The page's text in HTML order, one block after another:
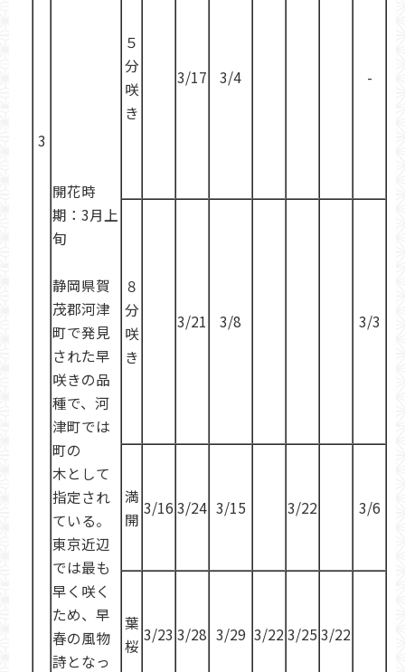
3
開花時
期：3月上
旬
静岡県賀
茂郡河津
町で発見
された早
咲きの品
種で、河
津町では
町の
木として
指定され
ている。
東京近辺
では最も
早く咲く
ため、早
春の風物
詩となっ
５
分
咲
き
3/17 3/4 -
８
分
咲
き
3/21 3/8 3/3
満
開
3/16 3/24 3/15 3/22 3/6
葉
桜
3/23 3/28 3/29 3/22 3/25 3/22